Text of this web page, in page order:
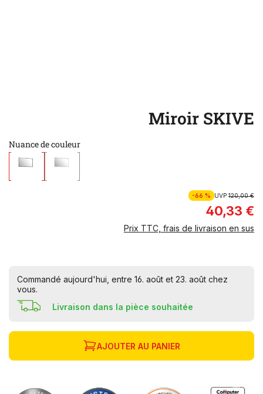
Miroir SKIVE
Nuance de couleur
-66 % UVP120,00 €
40,33 €
Prix TTC, frais de livraison en sus
Commandé aujourd'hui, entre 16. août et 23. août chez
vous.
Livraison dans la pièce souhaitée
AJOUTER AU PANIER